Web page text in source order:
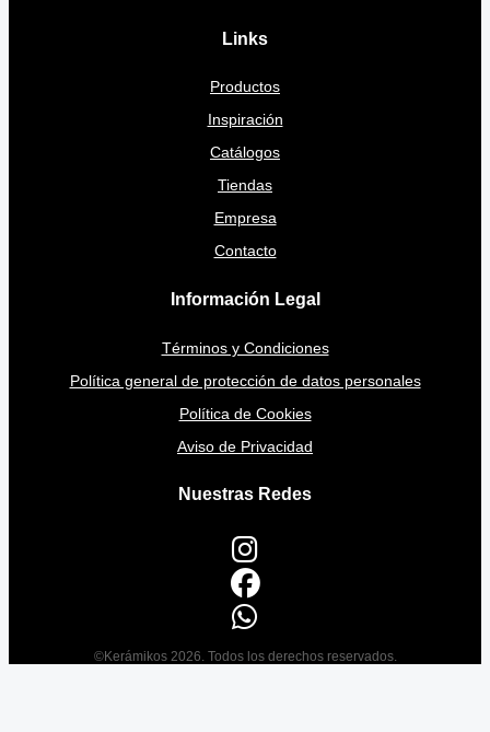
Links
Productos
Inspiración
Catálogos
Tiendas
Empresa
Contacto
Información Legal
Términos y Condiciones
Política general de protección de datos personales
Política de Cookies
Aviso de Privacidad
Nuestras Redes
©Kerámikos 2026. Todos los derechos reservados.